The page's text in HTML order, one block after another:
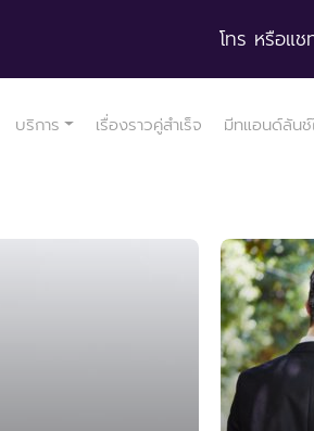
โทร หรือแช
บริการ เรื่องราวคู่สำเร็จ มีทแอนด์ลันช์